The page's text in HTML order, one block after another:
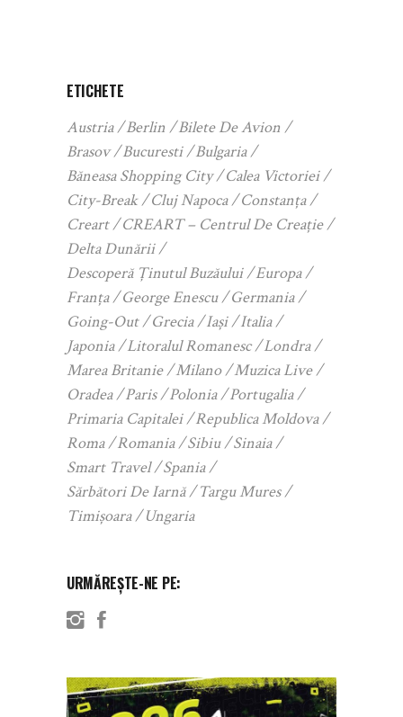
ETICHETE
Austria Berlin
Bilete De Avion
Brasov
Bucuresti
Bulgaria
Băneasa Shopping City
Calea Victoriei
City-Break
Cluj Napoca
Constanța
Creart
CREART – Centrul De Creație
Delta Dunării
Descoperă Ținutul Buzăului
Europa
Franța
George Enescu
Germania
Going-Out
Grecia Iași
Italia
Japonia
Litoralul Romanesc
Londra
Marea Britanie
Milano
Muzica Live
Oradea
Paris Polonia
Portugalia
Primaria Capitalei
Republica Moldova
Roma
Romania Sibiu
Sinaia
Smart Travel
Spania
Sărbători De Iarnă
Targu Mures
Timișoara
Ungaria
URMĂREȘTE-NE PE: